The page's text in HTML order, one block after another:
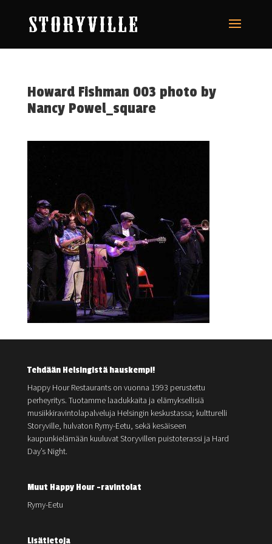
Howard Fishman 003 photo by
Nancy Powel_square
Tehdään Helsingistä hauskempi!
Happy Hour Restaurants on vuonna 1993 perustettu
perheyritys. Tuotamme laadukkaita ja elämyksellisiä
musiikkiravintolapalveluja Helsingin keskustassa; kultturelli
Storyville, hulvaton Rymy-Eetu, sekä kesäiseen
kaupunkielämään kuuluvat Storyvillen puistoterassi ja Hard
Day’s Night.
Muut Happy Hour -ravintolat
Rymy-Eetu
Lisätietoja